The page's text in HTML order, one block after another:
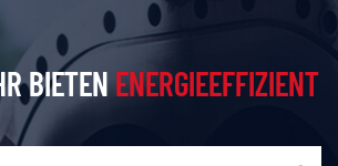
BIETENENERGIEEFFIZIENT